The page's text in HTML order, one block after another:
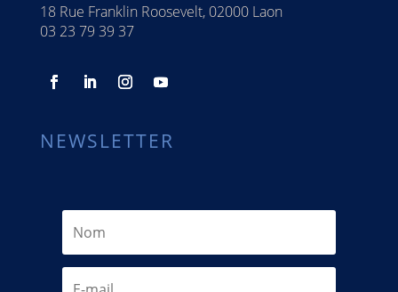
18 Rue Franklin Roosevelt, 02000 Laon
03 23 79 39 37
NEWSLETTER